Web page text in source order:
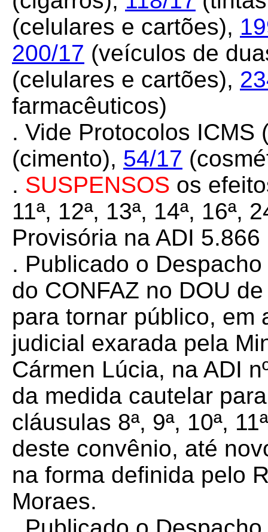
(celulares e cartões),
200/17 (veículos de
(celulares e cartões),
farmacêuticos)
. Vide Protocolos
(cimento), 54/17
. SUSPENSOS os
11ª, 12ª, 13ª, 14ª, 16ª,
Provisória na ADI 5.866
. Publicado o
do CONFAZ no DOU
para tornar público, em
judicial exarada pela
Cármen Lúcia, na ADI
da medida cautelar
cláusulas 8ª, 9ª, 10ª,
deste convênio, até
na forma definida pelo
Moraes.